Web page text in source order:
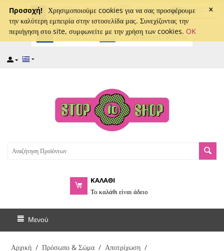
×
Προσοχή! Χρησιμοποιούμε cookies για να σας προσφέρουμε
την καλύτερη εμπειρία στην ιστοσελίδα μας. Συνεχίζοντας την
περιήγηση στο site, συμφωνείτε με την χρήση των cookies. OK
captcha
ΚΑΛΑΘΙ
Το καλάθι είναι άδειο
Μενού
Αρχική / Πρόσωπο & Σώμα / Αποτρίχωση /